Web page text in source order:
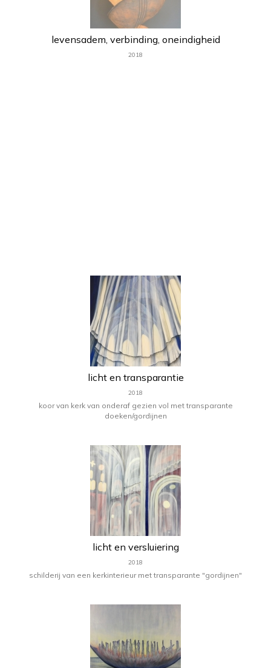
levensadem, verbinding, oneindigheid
2018
licht en transparantie
2018
koor van kerk van onderaf gezien vol met transparante
doeken/gordijnen
licht en versluiering
2018
schilderij van een kerkinterieur met transparante "gordijnen"